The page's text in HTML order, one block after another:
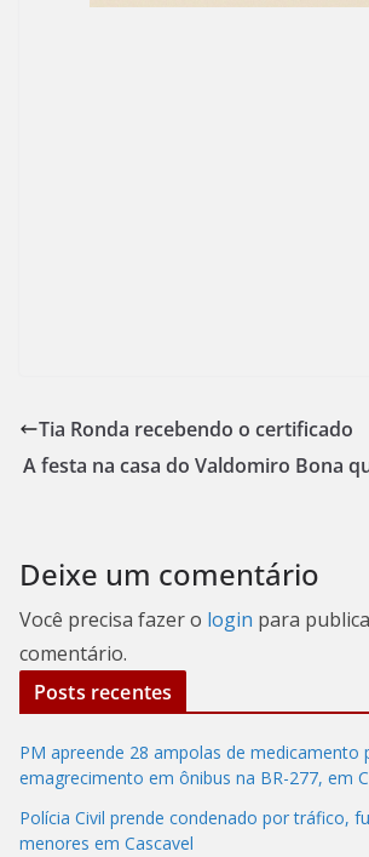
Tia Ronda recebendo o certificado
A festa na casa do Valdomiro Bona
Deixe um comentário
Você precisa fazer o login para
comentário.
Posts recentes
PM apreende 28 ampolas de medicamento
emagrecimento em ônibus na BR-277, em
Polícia Civil prende condenado por tráfico,
menores em Cascavel